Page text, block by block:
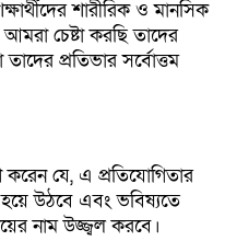
শারীরিক ও মানসিক
চেষ্টা করছি তাদের
প্রতিভার সর্বোত্তম
করেন যে, এ প্রতিযোগিতার
হয়ে উঠবে এবং ভবিষ্যতে
নাম উজ্জ্বল করবে।